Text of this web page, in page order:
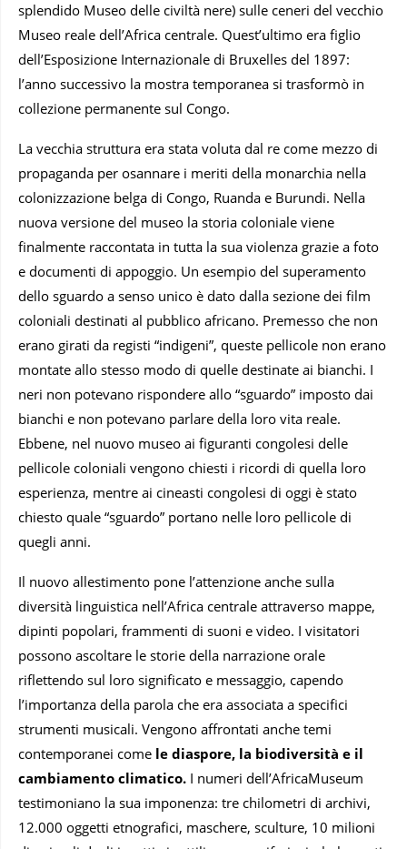
splendido Museo delle civiltà nere) sulle ceneri del vecchio
Museo reale dell’Africa centrale. Quest’ultimo era figlio
dell’Esposizione Internazionale di Bruxelles del 1897:
l’anno successivo la mostra temporanea si trasformò in
collezione permanente sul Congo.
La vecchia struttura era stata voluta dal re come mezzo di
propaganda per osannare i meriti della monarchia nella
colonizzazione belga di Congo, Ruanda e Burundi. Nella
nuova versione del museo la storia coloniale viene
finalmente raccontata in tutta la sua violenza grazie a foto
e documenti di appoggio. Un esempio del superamento
dello sguardo a senso unico è dato dalla sezione dei film
coloniali destinati al pubblico africano. Premesso che non
erano girati da registi “indigeni”, queste pellicole non erano
montate allo stesso modo di quelle destinate ai bianchi. I
neri non potevano rispondere allo “sguardo” imposto dai
bianchi e non potevano parlare della loro vita reale.
Ebbene, nel nuovo museo ai figuranti congolesi delle
pellicole coloniali vengono chiesti i ricordi di quella loro
esperienza, mentre ai cineasti congolesi di oggi è stato
chiesto quale “sguardo” portano nelle loro pellicole di
quegli anni.
Il nuovo allestimento pone l’attenzione anche sulla
diversità linguistica nell’Africa centrale attraverso mappe,
dipinti popolari, frammenti di suoni e video. I visitatori
possono ascoltare le storie della narrazione orale
riflettendo sul loro significato e messaggio, capendo
l’importanza della parola che era associata a specifici
strumenti musicali. Vengono affrontati anche temi
contemporanei come le diaspore, la biodiversità e il
cambiamento climatico. I numeri dell’AfricaMuseum
testimoniano la sua imponenza: tre chilometri di archivi,
12.000 oggetti etnografici, maschere, sculture, 10 milioni